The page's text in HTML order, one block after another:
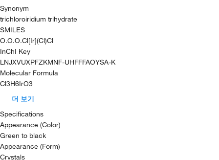
Synonym
trichloroiridium trihydrate
SMILES
O.O.O.Cl[Ir](Cl)Cl
InChI Key
LNJXVUXPFZKMNF-UHFFFAOYSA-K
Molecular Formula
Cl3H6IrO3
더 보기
Specifications
Appearance (Color)
Green to black
Appearance (Form)
Crystals